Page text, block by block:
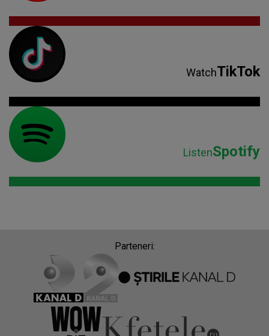
WatchTikTok
ListenSpotify
Parteneri: